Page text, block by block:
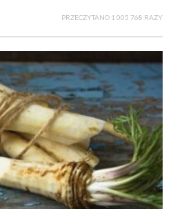
PRZECZYTANO 1 005 768 RAZY